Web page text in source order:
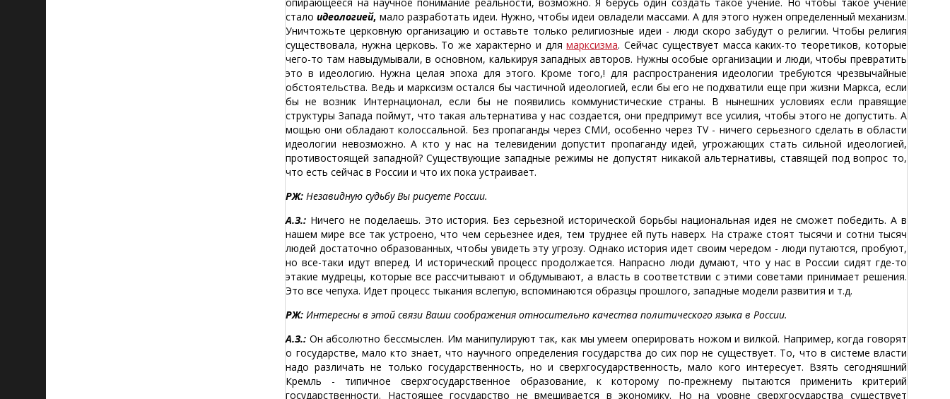
сталоидеологией, мало разработать идеи. Нужно, чтобы идеи овладели массами. А для этого нужен определенный механизм.
Уничтожьте церковную организацию и оставьте только религиозные идеи - люди скоро забудут о религии. Чтобы религия
существовала, нужна церковь. То же характерно и длямарксизма. Сейчас существует масса каких-то теоретиков, которые
чего-то там навыдумывали, в основном, калькируя западных авторов. Нужны особые организации и люди, чтобы превратить
это в идеологию. Нужна целая эпоха для этого. Кроме того,! для распространения идеологии требуются чрезвычайные
обстоятельства. Ведь и марксизм остался бы частичной идеологией, если бы его не подхватили еще при жизни Маркса, если
бы не возник Интернационал, если бы не появились коммунистические страны. В нынешних условиях если правящие
структуры Запада поймут, что такая альтернатива у нас создается, они предпримут все усилия, чтобы этого не допустить. А
мощью они обладают колоссальной. Без пропаганды через СМИ, особенно через TV - ничего серьезного сделать в области
идеологии невозможно. А кто у нас на телевидении допустит пропаганду идей, угрожающих стать сильной идеологией,
противостоящей западной? Существующие западные режимы не допустят никакой альтернативы, ставящей под вопрос то,
что есть сейчас в России и что их пока устраивает.
РЖ: Незавидную судьбу Вы рисуете России.
А.З.: Ничего не поделаешь. Это история. Без серьезной исторической борьбы национальная идея не сможет победить. А в
нашем мире все так устроено, что чем серьезнее идея, тем труднее ей путь наверх. На страже стоят тысячи и сотни тысяч
людей достаточно образованных, чтобы увидеть эту угрозу. Однако история идет своим чередом - люди путаются, пробуют,
но все-таки идут вперед. И исторический процесс продолжается. Напрасно люди думают, что у нас в России сидят где-то
этакие мудрецы, которые все рассчитывают и обдумывают, а власть в соответствии с этими советами принимает решения.
Это все чепуха. Идет процесс тыкания вслепую, вспоминаются образцы прошлого, западные модели развития и т.д.
РЖ: Интересны в этой связи Ваши соображения относительно качества политического языка в России.
А.З.: Он абсолютно бессмыслен. Им манипулируют так, как мы умеем оперировать ножом и вилкой. Например, когда говорят
о государстве, мало кто знает, что научного определения государства до сих пор не существует. То, что в системе власти
надо различать не только государственность, но и сверхгосударственность, мало кого интересует. Взять сегодняшний
Кремль - типичное сверхгосударственное образование, к которому по-прежнему пытаются применить критерий
государственности. Настоящее государство не вмешивается в экономику. Но на уровне сверхгосударства существует